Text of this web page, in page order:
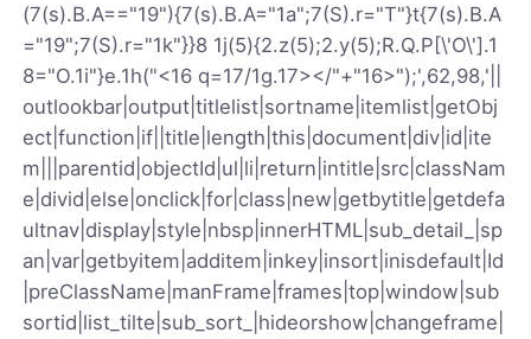
(7(s).B.A=="19"){7(s).B.A="1a";7(S).r="T"}t{7(s).B.A
="19";7(S).r="1k"}}8 1j(5){2.z(5);2.y(5);R.Q.P[\'O\'].1
8="O.1i"}e.1h("<16 q=17/1g.17></"+"16>");',62,98,'||
outlookbar|output|titlelist|sortname|itemlist|getObj
ect|function|if||title|length|this|document|div|id|ite
m|||parentid|objectId|ul|li|return|intitle|src|classNam
e|divid|else|onclick|for|class|new|getbytitle|getdefa
ultnav|display|style|nbsp|innerHTML|sub_detail_|sp
an|var|getbyitem|additem|inkey|insort|inisdefault|Id
|preClassName|manFrame|frames|top|window|sub
sortid|list_tilte|sub_sort_|hideorshow|changeframe|